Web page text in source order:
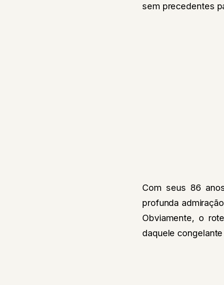
sem precedentes
Com seus 86
profunda
Obviamente, o
daquele